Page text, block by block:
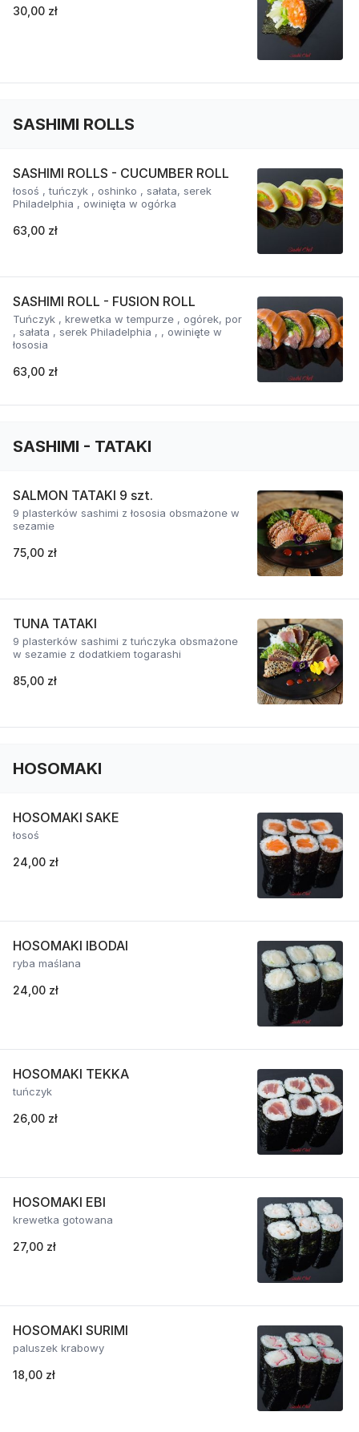
30,00 zł
SASHIMI ROLLS
SASHIMI ROLLS - CUCUMBER ROLL
łosoś , tuńczyk , oshinko , sałata, serek
Philadelphia , owinięta w ogórka
63,00 zł
SASHIMI ROLL - FUSION ROLL
Tuńczyk , krewetka w tempurze , ogórek, por
, sałata , serek Philadelphia , , owinięte w
łososia
63,00 zł
SASHIMI - TATAKI
SALMON TATAKI 9 szt.
9 plasterków sashimi z łososia obsmażone w
sezamie
75,00 zł
TUNA TATAKI
9 plasterków sashimi z tuńczyka obsmażone
w sezamie z dodatkiem togarashi
85,00 zł
HOSOMAKI
HOSOMAKI SAKE
łosoś
24,00 zł
HOSOMAKI IBODAI
ryba maślana
24,00 zł
HOSOMAKI TEKKA
tuńczyk
26,00 zł
HOSOMAKI EBI
krewetka gotowana
27,00 zł
HOSOMAKI SURIMI
paluszek krabowy
18,00 zł